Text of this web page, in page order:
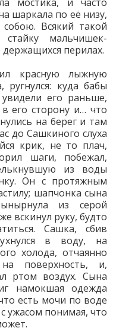
шаркала по её низу,
Всякий такой
мальчишек-
перилах.
красную лыжную
куда бабы
его раньше,
его сторону и… что
на берег и там
до Сашкиного слуха
крик, не то плач,
шаги, побежал,
из воды
Он с протяжным
шапчонка сына
из серой
вскинул руку, будто
Сашка, сбив
в воду, на
холода, отчаянно
на поверхность, и,
ртом воздух. Сына
намокшая одежда
есть мочи по воде
ужасом понимая, что